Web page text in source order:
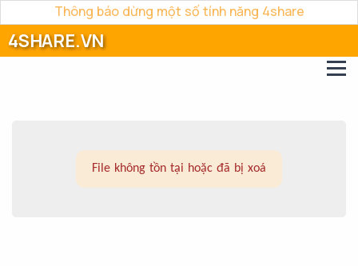
Thông báo dừng một số tính năng 4share
4SHARE.VN
File không tồn tại hoặc đã bị xoá